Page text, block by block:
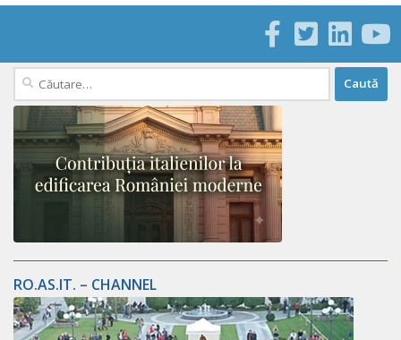
Caută
după:
RO.AS.IT. – CHANNEL